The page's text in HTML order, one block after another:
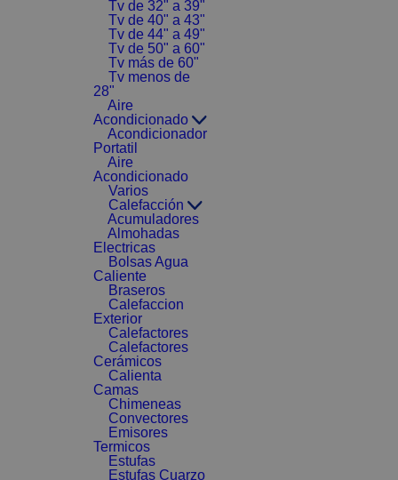
Tv de 32" a 39"
Tv de 40" a 43"
Tv de 44" a 49"
Tv de 50" a 60"
Tv más de 60"
Tv menos de
28"
Aire
Acondicionado
Acondicionador
Portatil
Aire
Acondicionado
Varios
Calefacción
Acumuladores
Almohadas
Electricas
Bolsas Agua
Caliente
Braseros
Calefaccion
Exterior
Calefactores
Calefactores
Cerámicos
Calienta
Camas
Chimeneas
Convectores
Emisores
Termicos
Estufas
Estufas Cuarzo